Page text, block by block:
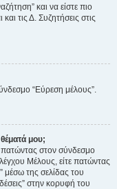
και να είστε πιο
τις Δ. Συζητήσεις στις
“Εύρεση μέλους”.
μου;
πατώντας στον σύνδεσμο
Μέλους, είτε πατώντας
μέσω της σελίδας του
στην κορυφή του